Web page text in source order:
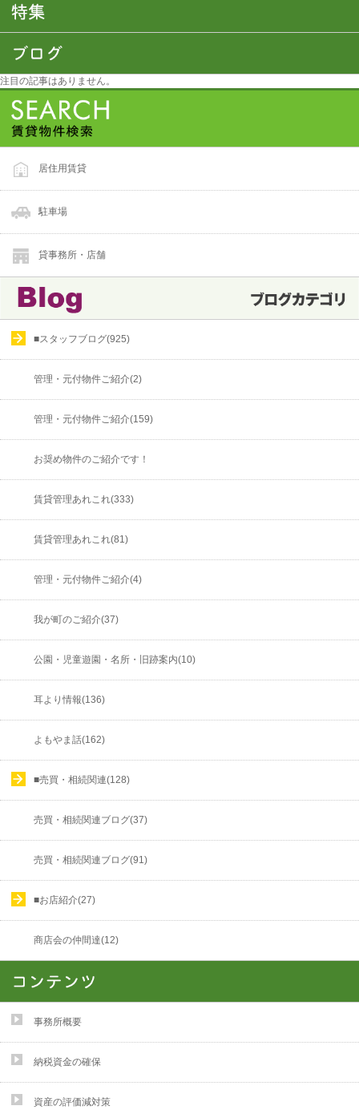
注目の記事はありません。
居住用賃貸
駐車場
貸事務所・店舗
■スタッフブログ(925)
管理・元付物件ご紹介(2)
管理・元付物件ご紹介(159)
お奨め物件のご紹介です！
賃貸管理あれこれ(333)
賃貸管理あれこれ(81)
管理・元付物件ご紹介(4)
我が町のご紹介(37)
公園・児童遊園・名所・旧跡案内(10)
耳より情報(136)
よもやま話(162)
■売買・相続関連(128)
売買・相続関連ブログ(37)
売買・相続関連ブログ(91)
■お店紹介(27)
商店会の仲間達(12)
事務所概要
納税資金の確保
資産の評価減対策